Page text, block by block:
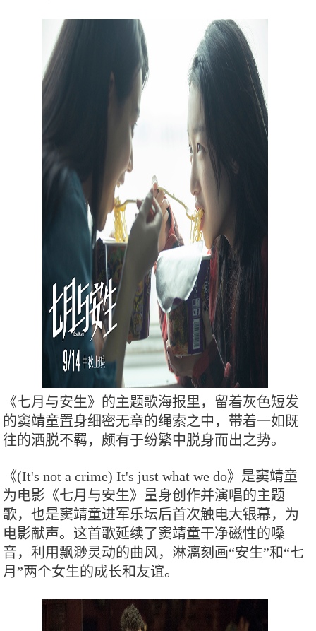
《七月与安生》的主题歌海报里，留着灰色短发
的窦靖童置身细密无章的绳索之中，带着一如既
往的洒脱不羁，颇有于纷繁中脱身而出之势。
《(It's not a crime) It's just what we do》是窦靖童
为电影《七月与安生》量身创作并演唱的主题
歌，也是窦靖童进军乐坛后首次触电大银幕，为
电影献声。这首歌延续了窦靖童干净磁性的嗓
音，利用飘渺灵动的曲风，淋漓刻画“安生”和“七
月”两个女生的成长和友谊。